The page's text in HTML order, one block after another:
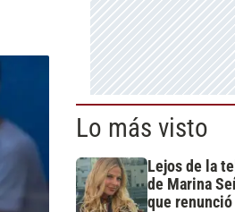
Lo más visto
Lejos de la
de Marina
que renunció